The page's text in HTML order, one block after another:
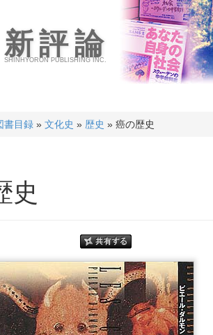
新評論
SHINHYORON PUBLISHING INC.
書目録 » 文化史 » 歴史 » 癌の歴史
史